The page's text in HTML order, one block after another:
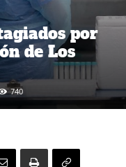
por
de Los
740